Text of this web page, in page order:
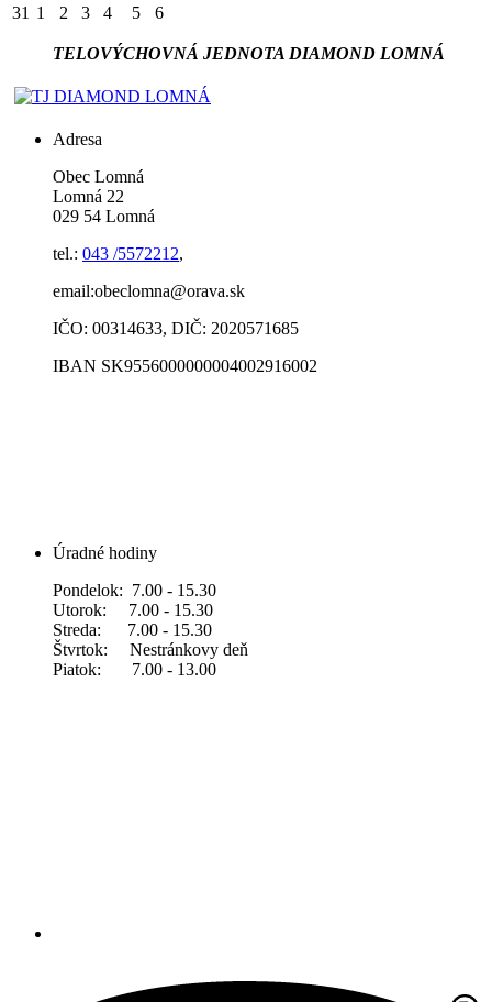
31 1 2 3 4 5 6
TELOVÝCHOVNÁ JEDNOTA DIAMOND LOMNÁ
Adresa
Obec Lomná
Lomná 22
029 54 Lomná
tel.: 043 /5572212,
email:obeclomna@orava.sk
IČO: 00314633, DIČ: 2020571685
IBAN SK9556000000004002916002
Úradné hodiny
Pondelok: 7.00 - 15.30
Utorok: 7.00 - 15.30
Streda: 7.00 - 15.30
Štvrtok: Nestránkovy deň
Piatok: 7.00 - 13.00